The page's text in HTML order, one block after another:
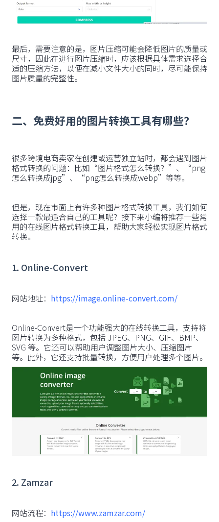
最后，需要注意的是，图片压缩可能会降低图片的质量或
尺寸，因此在进行图片压缩时，应该根据具体需求选择合
适的压缩方法，以便在减小文件大小的同时，尽可能保持
图片质量的完整性。
二、免费好用的图片转换工具有哪些？
很多跨境电商卖家在创建或运营独立站时，都会遇到图片
格式转换的问题：比如“图片格式怎么转换？”、“png
怎么转换成jpg”、“png怎么转换成webp”等等。
但是，现在市面上有许多种图片格式转换工具，我们如何
选择一款最适合自己的工具呢？接下来小编将推荐一些常
用的在线图片格式转换工具，帮助大家轻松实现图片格式
转换。
1. Online-Convert
网站地址： https://image.online-convert.com/
Online-Convert是一个功能强大的在线转换工具，支持将
图片转换为多种格式，包括 JPEG、PNG、GIF、BMP、
SVG 等。它还可以帮助用户调整图片大小、压缩图片
等。此外，它还支持批量转换，方便用户处理多个图片。
2. Zamzar
网站流程： https://www.zamzar.com/